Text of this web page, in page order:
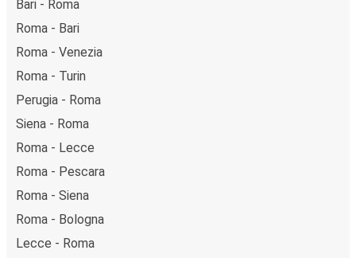
Bari - Roma
Roma - Bari
Roma - Venezia
Roma - Turin
Perugia - Roma
Siena - Roma
Roma - Lecce
Roma - Pescara
Roma - Siena
Roma - Bologna
Lecce - Roma